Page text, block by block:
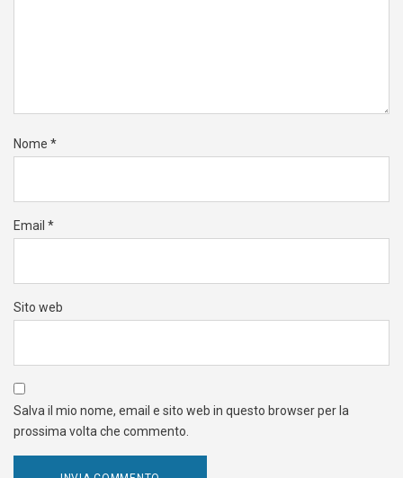
Nome *
Email *
Sito web
Salva il mio nome, email e sito web in questo browser per la
prossima volta che commento.